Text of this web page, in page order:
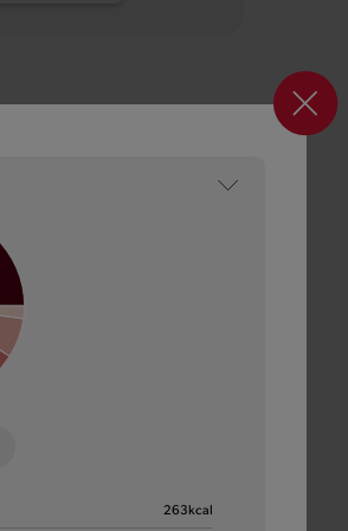
263kcal